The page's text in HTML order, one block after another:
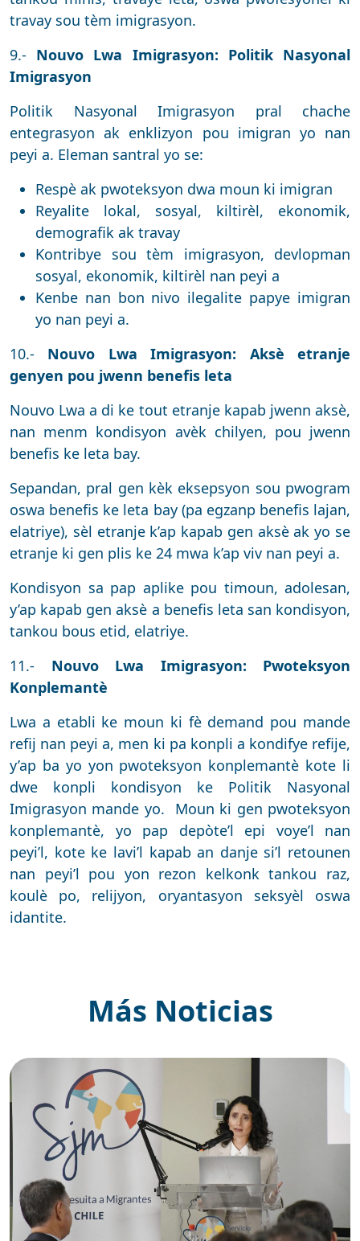
travay sou tèm imigrasyon.
9.- Nouvo Lwa Imigrasyon: Politik Nasyonal
Imigrasyon
Politik Nasyonal Imigrasyon pral chache
entegrasyon ak enklizyon pou imigran yo nan
peyi a. Eleman santral yo se:
Respè ak pwoteksyon dwa moun ki imigran
Reyalite lokal, sosyal, kiltirèl, ekonomik,
demografik ak travay
Kontribye sou tèm imigrasyon, devlopman
sosyal, ekonomik, kiltirèl nan peyi a
Kenbe nan bon nivo ilegalite papye imigran
yo nan peyi a.
10.- Nouvo Lwa Imigrasyon: Aksè etranje
genyen pou jwenn benefis leta
Nouvo Lwa a di ke tout etranje kapab jwenn aksè,
nan menm kondisyon avèk chilyen, pou jwenn
benefis ke leta bay.
Sepandan, pral gen kèk eksepsyon sou pwogram
oswa benefis ke leta bay (pa egzanp benefis lajan,
elatriye), sèl etranje k’ap kapab gen aksè ak yo se
etranje ki gen plis ke 24 mwa k’ap viv nan peyi a.
Kondisyon sa pap aplike pou timoun, adolesan,
y’ap kapab gen aksè a benefis leta san kondisyon,
tankou bous etid, elatriye.
11.- Nouvo Lwa Imigrasyon: Pwoteksyon
Konplemantè
Lwa a etabli ke moun ki fè demand pou mande
refij nan peyi a, men ki pa konpli a kondifye refije,
y’ap ba yo yon pwoteksyon konplemantè kote li
dwe konpli kondisyon ke Politik Nasyonal
Imigrasyon mande yo. Moun ki gen pwoteksyon
konplemantè, yo pap depòte’l epi voye’l nan
peyi’l, kote ke lavi’l kapab an danje si’l retounen
nan peyi’l pou yon rezon kelkonk tankou raz,
koulè po, relijyon, oryantasyon seksyèl oswa
idantite.
Más Noticias